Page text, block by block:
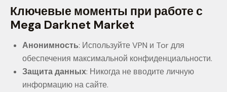
Ключевые моменты при работе с
Mega Darknet Market
Анонимность: Используйте VPN и Tor для
обеспечения максимальной конфиденциальности.
Защита данных: Никогда не вводите личную
информацию на сайте.